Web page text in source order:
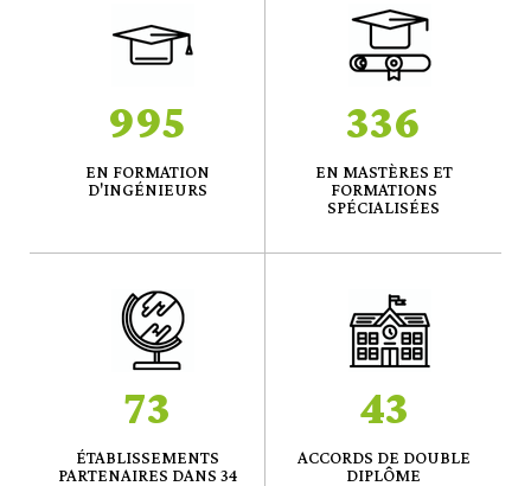
995
EN FORMATION
D'INGÉNIEURS
336
EN MASTÈRES ET
FORMATIONS
SPÉCIALISÉES
73
ÉTABLISSEMENTS
PARTENAIRES DANS 34
43
ACCORDS DE DOUBLE
DIPLÔME